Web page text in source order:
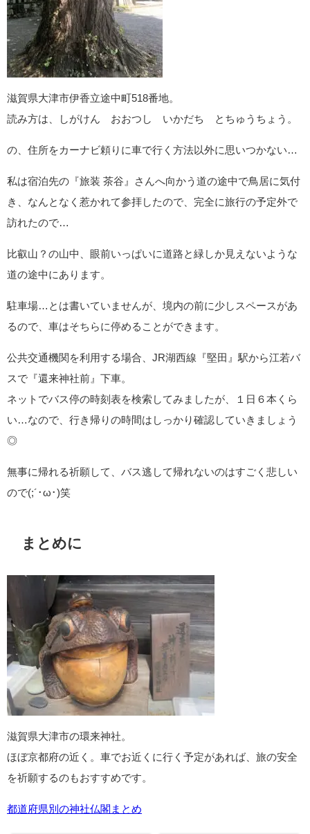
眷属にからかわれるのも歓迎サインのひとつなので、そういう
ことかもしれません。笑
【神社仏閣の歓迎サイン】神社仏閣で遭遇する虫や動物たちは歓迎サイ
ン！どんな意味がある？
環来神社へのアクセス
滋賀県大津市伊香立途中町518番地。
読み方は、しがけん おおつし いかだち とちゅうちょう。
私は宿泊先の『旅装 茶谷』さんへ向かう道の途中で鳥居に気付
道の途中にあります。
駐車場…とは書いていませんが、境内の前に少しスペースがあ
るので、車はそちらに停めることができます。
公共交通機関を利用する場合、JR湖西線『堅田』駅から江若バ
スで『還来神社前』下車。
ネットでバス停の時刻表を検索してみましたが、１日６本くら
い…なので、行き帰りの時間はしっかり確認していきましょう
◎
無事に帰れる祈願して、バス逃して帰れないのはすごく悲しい
ので(;´･ω･)笑